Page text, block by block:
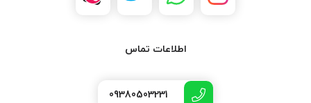
اطلاعات تماس
09380503231